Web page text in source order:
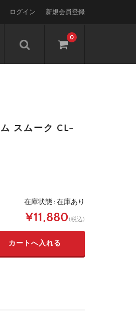
ログイン 新規会員登録
0
スムーク CL-
在庫状態 : 在庫あり
¥11,880(税込)